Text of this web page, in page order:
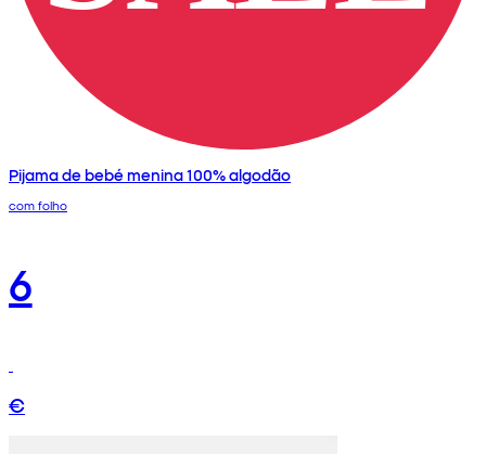
Pijama de bebé menina 100% algodão
com folho
6
€